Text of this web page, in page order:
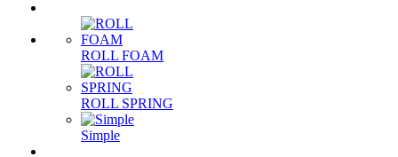
ROLL FOAM
ROLL SPRING
Simple